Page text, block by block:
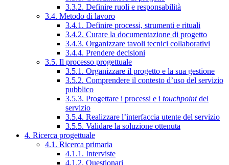
3.3.2. Definire ruoli e responsabilità
3.4. Metodo di lavoro
3.4.1. Definire processi, strumenti e rituali
3.4.2. Curare la documentazione di progetto
3.4.3. Organizzare tavoli tecnici collaborativi
3.4.4. Prendere decisioni
3.5. Il processo progettuale
3.5.1. Organizzare il progetto e la sua gestione
3.5.2. Comprendere il contesto d’uso del servizio
pubblico
3.5.3. Progettare i processi e i touchpointdel
servizio
3.5.4. Realizzare l’interfaccia utente del servizio
3.5.5. Validare la soluzione ottenuta
4. Ricerca progettuale
4.1. Ricerca primaria
4.1.1. Interviste
4.1.2. Questionari